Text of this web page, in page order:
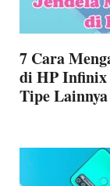
7 Cara
di HP Infinix
Tipe Lainnya